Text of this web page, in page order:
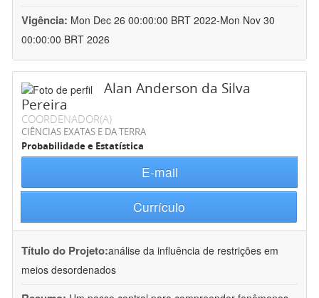
Vigência: Mon Dec 26 00:00:00 BRT 2022-Mon Nov 30
00:00:00 BRT 2026
Alan Anderson da Silva
Pereira
COORDENADOR(A)
CIÊNCIAS EXATAS E DA TERRA
Probabilidade e Estatística
E-mail
Currículo
Título do Projeto:análise da influência de restrições em
meios desordenados